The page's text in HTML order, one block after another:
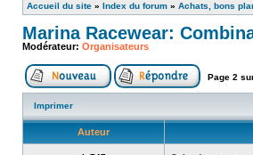
Accueil du site » Index du forum » Achats, bons
Marina Racewear:
Modérateur: Organisateurs
Page 2
Imprimer
Auteur